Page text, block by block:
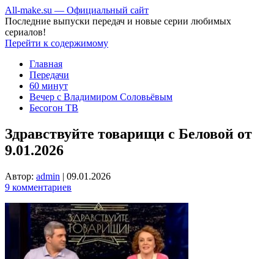
All-make.su — Официальный сайт
Последние выпуски передач и новые серии любимых
сериалов!
Перейти к содержимому
Главная
Передачи
60 минут
Вечер с Владимиром Соловьёвым
Бесогон ТВ
Здравствуйте товарищи с Беловой от
9.01.2026
Автор: admin | 09.01.2026
9 комментариев